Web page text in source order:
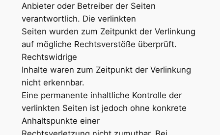
Anbieter oder Betreiber der Seiten
verantwortlich. Die verlinkten
Seiten wurden zum Zeitpunkt der Verlinkung
auf mögliche Rechtsverstöße überprüft.
Rechtswidrige
Inhalte waren zum Zeitpunkt der Verlinkung
nicht erkennbar.
Eine permanente inhaltliche Kontrolle der
verlinkten Seiten ist jedoch ohne konkrete
Anhaltspunkte einer